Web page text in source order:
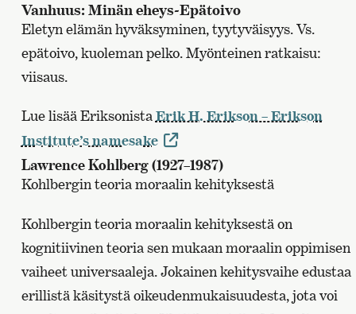
Vanhuus: Minän eheys~Epätoivo
Eletyn elämän hyväksyminen, tyytyväisyys. Vs.
epätoivo, kuoleman pelko. Myönteinen ratkaisu:
viisaus.
Lue lisää EriksonistaErik H. Erikson – Erikson
Institute’s namesake
Lawrence Kohlberg (1927–1987)
Kohlbergin teoria moraalin kehityksestä
Kohlbergin teoria moraalin kehityksestä on
kognitiivinen teoria sen mukaan moraalin oppimisen
vaiheet universaaleja. Jokainen kehitysvaihe edustaa
erillistä käsitystä oikeudenmukaisuudesta, jota voi